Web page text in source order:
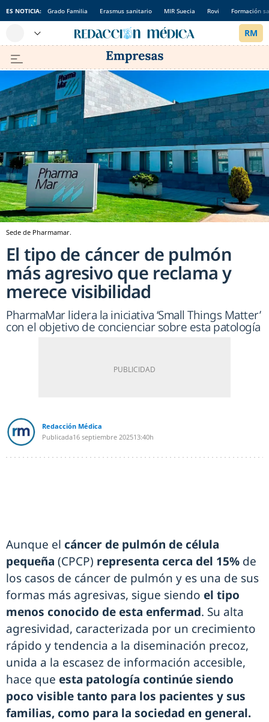
ES NOTICIA: Grado Familia Erasmus sanitario MIR Suecia Rovi Formación
Sede de Pharmamar.
El tipo de cáncer de pulmón
más agresivo que reclama y
merece visibilidad
PharmaMar lidera la iniciativa ‘Small Things Matter’
con el objetivo de concienciar sobre esta patología
Redacción Médica
Publicada16 septiembre 202513:40h
Aunque el cáncer de pulmón de célula
pequeña (CPCP) representa cerca del 15% de
los casos de cáncer de pulmón y es una de sus
formas más agresivas, sigue siendo el tipo
menos conocido de esta enfermad. Su alta
agresividad, caracterizada por un crecimiento
rápido y tendencia a la diseminación precoz,
unida a la escasez de información accesible,
hace que esta patología continúe siendo
poco visible tanto para los pacientes y sus
familias, como para la sociedad en general.